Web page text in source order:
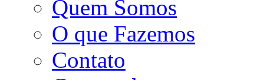
Quem Somos
O que Fazemos
Contato